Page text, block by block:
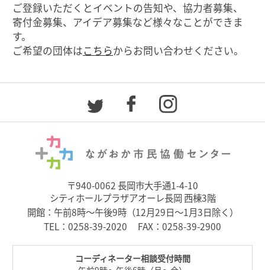
ご登録いただくとイベントの告知や、協力者募集、
寄付金募集、アイデア募集など様々なことができま
す。
ご希望の団体はこちらからお問い合わせください。
〒940-0062 長岡市大手通1-4-10
シティホールプラザアオーレ長岡 西棟3階
開館：午前8時～午後9時（12月29日～1月3日除く）
TEL： 0258-39-2020 FAX：0258-39-2900
コーディネーター相談受付時間